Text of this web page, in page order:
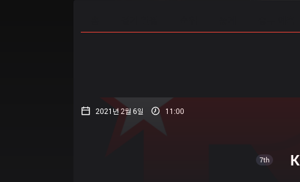
2021년 2월 6일 11:00
7th